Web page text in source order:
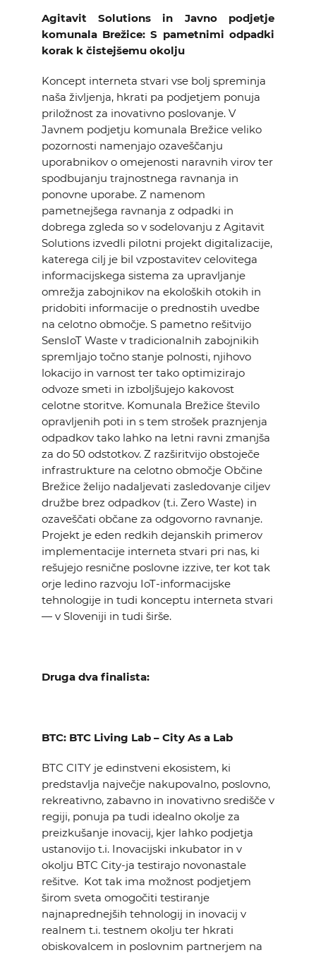
Agitavit Solutions in Javno podjetje
komunala Brežice: S pametnimi odpadki
korak k čistejšemu okolju
Koncept interneta stvari vse bolj spreminja
naša življenja, hkrati pa podjetjem ponuja
priložnost za inovativno poslovanje. V
Javnem podjetju komunala Brežice veliko
pozornosti namenjajo ozaveščanju
uporabnikov o omejenosti naravnih virov ter
spodbujanju trajnostnega ravnanja in
ponovne uporabe. Z namenom
pametnejšega ravnanja z odpadki in
dobrega zgleda so v sodelovanju z Agitavit
Solutions izvedli pilotni projekt digitalizacije,
katerega cilj je bil vzpostavitev celovitega
informacijskega sistema za upravljanje
omrežja zabojnikov na ekoloških otokih in
pridobiti informacije o prednostih uvedbe
na celotno območje. S pametno rešitvijo
SensIoT Waste v tradicionalnih zabojnikih
spremljajo točno stanje polnosti, njihovo
lokacijo in varnost ter tako optimizirajo
odvoze smeti in izboljšujejo kakovost
celotne storitve. Komunala Brežice število
opravljenih poti in s tem strošek praznjenja
odpadkov tako lahko na letni ravni zmanjša
za do 50 odstotkov. Z razširitvijo obstoječe
infrastrukture na celotno območje Občine
Brežice želijo nadaljevati zasledovanje ciljev
družbe brez odpadkov (t.i. Zero Waste) in
ozaveščati občane za odgovorno ravnanje.
Projekt je eden redkih dejanskih primerov
implementacije interneta stvari pri nas, ki
rešujejo resnične poslovne izzive, ter kot tak
orje ledino razvoju IoT-informacijske
tehnologije in tudi konceptu interneta stvari
— v Sloveniji in tudi širše.
Druga dva finalista:
BTC: BTC Living Lab – City As a Lab
BTC CITY je edinstveni ekosistem, ki
predstavlja največje nakupovalno, poslovno,
rekreativno, zabavno in inovativno središče v
regiji, ponuja pa tudi idealno okolje za
preizkušanje inovacij, kjer lahko podjetja
ustanovijo t.i. Inovacijski inkubator in v
okolju BTC City-ja testirajo novonastale
rešitve. Kot tak ima možnost podjetjem
širom sveta omogočiti testiranje
najnaprednejših tehnologij in inovacij v
realnem t.i. testnem okolju ter hkrati
obiskovalcem in poslovnim partnerjem na